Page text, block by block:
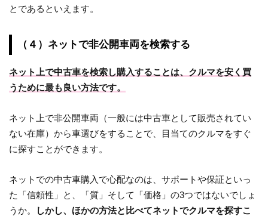
とであるといえます。
（４）ネットで非公開車両を検索する
ネット上で中古車を検索し購入することは、クルマを安く買
うために最も良い方法です。
ネット上で非公開車両（一般には中古車として販売されてい
ない在庫）から車選びをすることで、目当てのクルマをすぐ
に探すことができます。
ネットでの中古車購入で心配なのは、サポートや保証といっ
た「信頼性」と、「質」そして「価格」の3つではないでしょ
うか。
しかし、ほかの方法と比べてネットでクルマを探すこ